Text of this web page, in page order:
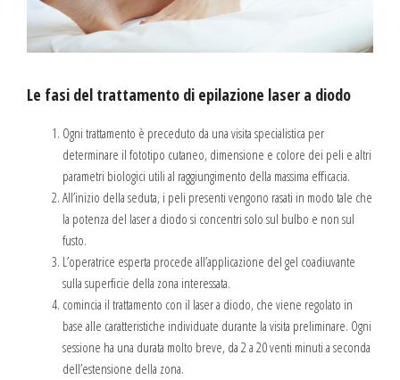
Le fasi del trattamento di epilazione laser a diodo
Ogni trattamento è preceduto da una visita specialistica per
determinare il fototipo cutaneo, dimensione e colore dei peli e altri
parametri biologici utili al raggiungimento della massima efficacia.
All’inizio della seduta, i peli presenti vengono rasati in modo tale che
la potenza del laser a diodo si concentri solo sul bulbo e non sul
fusto.
L’operatrice esperta procede all’applicazione del gel coadiuvante
sulla superficie della zona interessata.
comincia il trattamento con il laser a diodo, che viene regolato in
base alle caratteristiche individuate durante la visita preliminare. Ogni
sessione ha una durata molto breve, da 2 a 20 venti minuti a seconda
dell’estensione della zona.